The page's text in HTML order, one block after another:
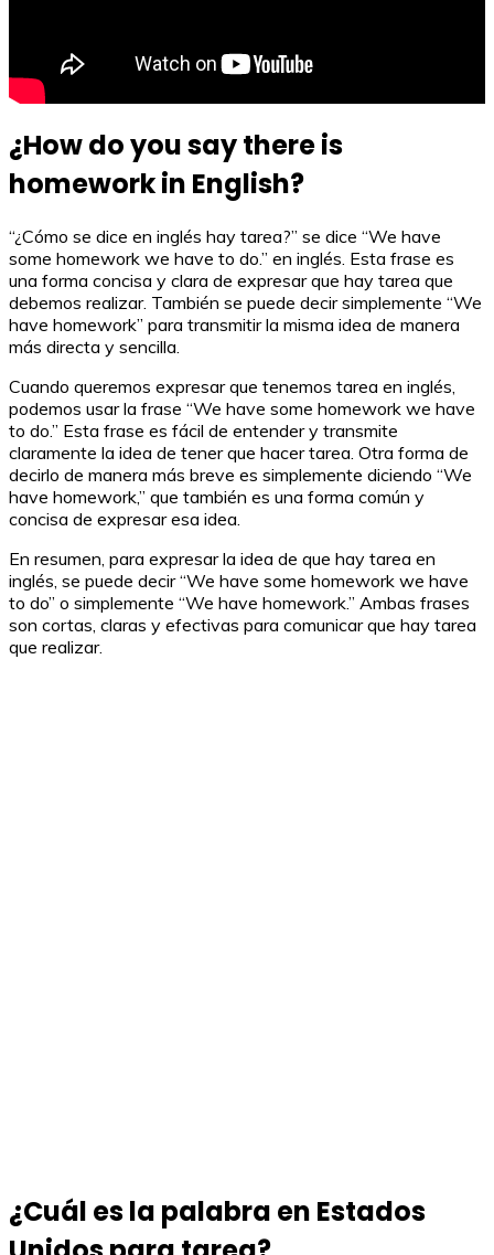
¿How do you say there is
homework in English?
“¿Cómo se dice en inglés hay tarea?” se dice “We have
some homework we have to do.” en inglés. Esta frase es
una forma concisa y clara de expresar que hay tarea que
debemos realizar. También se puede decir simplemente “We
have homework” para transmitir la misma idea de manera
más directa y sencilla.
Cuando queremos expresar que tenemos tarea en inglés,
podemos usar la frase “We have some homework we have
to do.” Esta frase es fácil de entender y transmite
claramente la idea de tener que hacer tarea. Otra forma de
decirlo de manera más breve es simplemente diciendo “We
have homework,” que también es una forma común y
concisa de expresar esa idea.
En resumen, para expresar la idea de que hay tarea en
inglés, se puede decir “We have some homework we have
to do” o simplemente “We have homework.” Ambas frases
son cortas, claras y efectivas para comunicar que hay tarea
que realizar.
¿Cuál es la palabra en Estados